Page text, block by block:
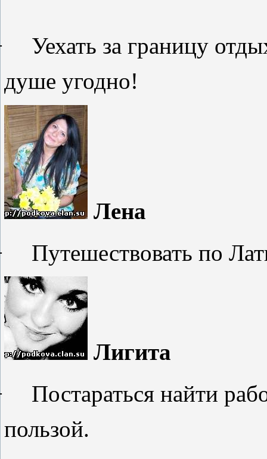
Уехать за границу
душе угодно!
Лена
Путешествовать по
Лигита
Постараться найти
пользой.